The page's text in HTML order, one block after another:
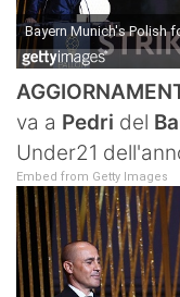
va a Pedri del
Under21
Embed from Getty Images